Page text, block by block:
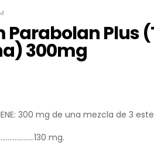
Parabolan Plus
300mg
300 mg de una mezcla de 3
mg.